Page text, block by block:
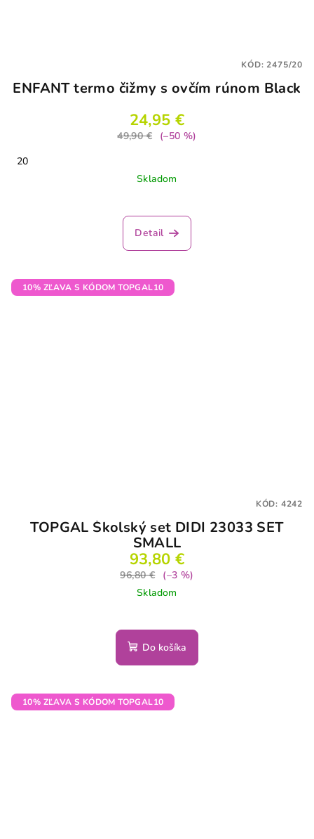
ENFANT termo čižmy s ovčím rúnom Black
24,95 €
49,90 €
(–50 %)
20
Skladom
hodnotenie
produktu
5
hviezdičiek.
Detail
KÓD:2475/20
10% ZĽAVA S KÓDOM TOPGAL10
TOPGAL Školský set DIDI 23033 SET
SMALL
93,80 €
96,80 €
(–3 %)
Skladom
Do košíka
KÓD: 4242
10% ZĽAVA S KÓDOM TOPGAL10